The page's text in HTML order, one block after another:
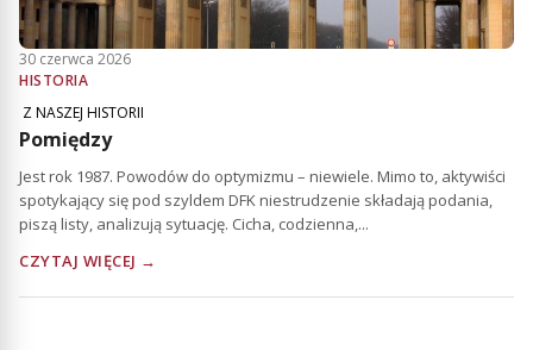
30 czerwca 2026
HISTORIA
Z NASZEJ HISTORII
Pomiędzy
Jest rok 1987. Powodów do optymizmu – niewiele. Mimo to, aktywiści
spotykający się pod szyldem DFK niestrudzenie składają podania,
piszą listy, analizują sytuację. Cicha, codzienna,...
CZYTAJ WIĘCEJ →